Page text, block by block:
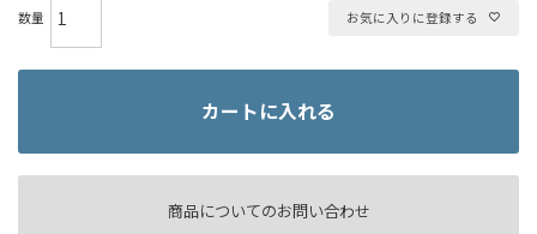
お気に入りに登録する
カートに入れる
商品についてのお問い合わせ